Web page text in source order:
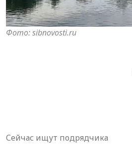
Фото: sibnovosti.ru
Сейчас ищут подрядчика